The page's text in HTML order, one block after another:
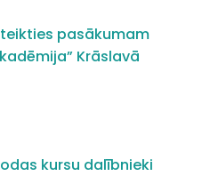
pasākumam
Krāslavā
kursu dalībnieki